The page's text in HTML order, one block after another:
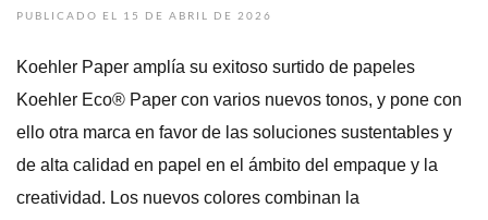
PUBLICADO EL 15 DE ABRIL DE 2026
Koehler Paper amplía su exitoso surtido de papeles
Koehler Eco® Paper con varios nuevos tonos, y pone con
ello otra marca en favor de las soluciones sustentables y
de alta calidad en papel en el ámbito del empaque y la
creatividad. Los nuevos colores combinan la